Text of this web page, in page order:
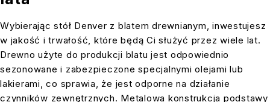
Wybierając stół Denver z blatem drewnianym, inwestujesz
w jakość i trwałość, które będą Ci służyć przez wiele lat.
Drewno użyte do produkcji blatu jest odpowiednio
sezonowane i zabezpieczone specjalnymi olejami lub
lakierami, co sprawia, że jest odporne na działanie
czynników zewnętrznych. Metalowa konstrukcja podstawy